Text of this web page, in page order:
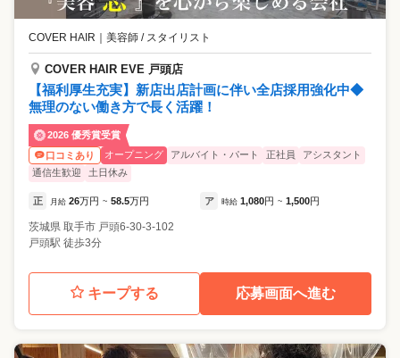
COVER HAIR ｜ 美容師 / スタイリスト
COVER HAIR EVE 戸頭店
【福利厚生充実】新店出店計画に伴い全店採用強化中◆
無理のない働き方で長く活躍！
2026 優秀賞受賞
口コミあり
オープニング アルバイト・パート 正社員
アシスタント
通信生歓迎
土日休み
正 月給 26万円 ~ 58.5万円 ア 時給 1,080円 ~ 1,500円
茨城県 取手市 戸頭6-30-3-102
戸頭駅 徒歩3分
キープする 応募画面へ進む